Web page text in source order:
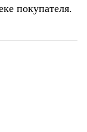
покупателя.